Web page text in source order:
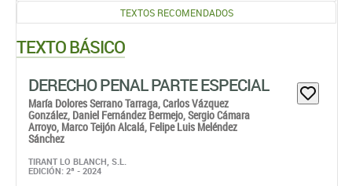
TEXTOS RECOMENDADOS
TEXTO BÁSICO
DERECHO PENAL PARTE ESPECIAL
María Dolores Serrano Tarraga,Carlos Vázquez
González, Daniel Fernández Bermejo,Sergio Cámara
Arroyo, Marco Teijón Alcalá, Felipe Luis Meléndez
Sánchez
TIRANT LO BLANCH, S.L.
EDICIÓN: 2ª - 2024